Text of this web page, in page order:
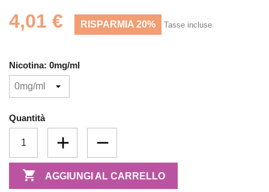
4,01 € RISPARMIA 20% Tasse incluse
Nicotina: 0mg/ml
Quantità
 AGGIUNGI AL CARRELLO